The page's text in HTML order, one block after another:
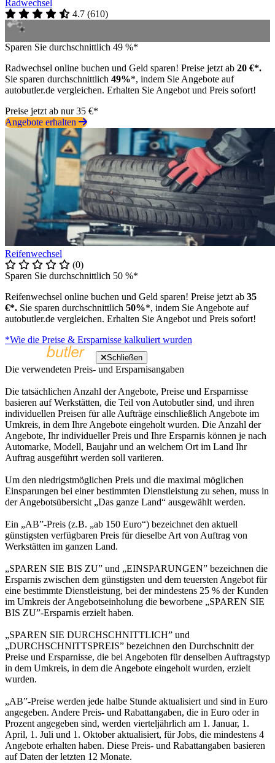
Radwechsel
4.7 (610)
Sparen Sie durchschnittlich 49 %*
Radwechsel online buchen und Geld sparen! Preise jetzt ab 20 €*.
Sie sparen durchschnittlich 49%*, indem Sie Angebote auf
autobutler.de vergleichen. Erhalten Sie Angebot und Preis sofort!
Preise jetzt ab nur 35 €*
Angebote erhalten
Reifenwechsel
(0)
Sparen Sie durchschnittlich 50 %*
Reifenwechsel online buchen und Geld sparen! Preise jetzt ab 35
€*. Sie sparen durchschnittlich 50%*, indem Sie Angebote auf
autobutler.de vergleichen. Erhalten Sie Angebot und Preis sofort!
*Wie die Preise & Ersparnisse kalkuliert wurden
Schließen
Die verwendeten Preis- und Ersparnisangaben
Die tatsächlichen Anzahl der Angebote, Preise und Ersparnisse
basieren auf Werkstätten, die Teil von Autobutler sind, und ihren
individuellen Preisen für alle Aufträge einschließlich Angebote im
Umkreis, in dem Ihre Angebote eingeholt wurden. Die Anzahl der
Angebote, Ihr individueller Preis und Ihre Ersparnis können je nach
Automarke, Modell, Baujahr und an welchem Ort im Land Ihr
Auftrag ausgeführt werden soll variieren.
Um den niedrigstmöglichen Preis und die maximal möglichen
Einsparungen bei einer bestimmten Dienstleistung zu sehen, muss in
der Angebotsübersicht „Das ganze Land“ ausgewählt werden.
Ein „AB”-Preis (z.B. „ab 150 Euro“) bezeichnet den aktuell
günstigsten verfügbaren Preis für dieselbe Art von Auftrag von
Werkstätten im ganzen Land.
„SPAREN SIE BIS ZU” und „EINSPARUNGEN” bezeichnen die
Ersparnis zwischen dem günstigsten und dem teuersten Angebot für
eine bestimmte Dienstleistung, bei der mindestens 25 % der Kunden
im Umkreis der Angebotseinholung die beworbene „SPAREN SIE
BIS ZU”-Ersparnis erzielt haben.
„SPAREN SIE DURCHSCHNITTLICH” und
„DURCHSCHNITTSPREIS” bezeichnen den Durchschnitt der
Preise und Ersparnisse, die bei Angeboten für denselben Auftragstyp
in dem Umkreis, in dem die Angebote eingeholt wurden, erzielt
wurden.
„AB”-Preise werden jede halbe Stunde aktualisiert und sind in Euro
angegeben. Andere Preis- und Rabattangaben, die in Euro oder in
Prozent angegeben sind, werden vierteljährlich am 1. Januar, 1.
April, 1. Juli und 1. Oktober aktualisiert, für Jobs, die mindestens 4
Angebote erhalten haben. Diese Preis- und Rabattangaben basieren
auf Daten der letzten 12 Monate.